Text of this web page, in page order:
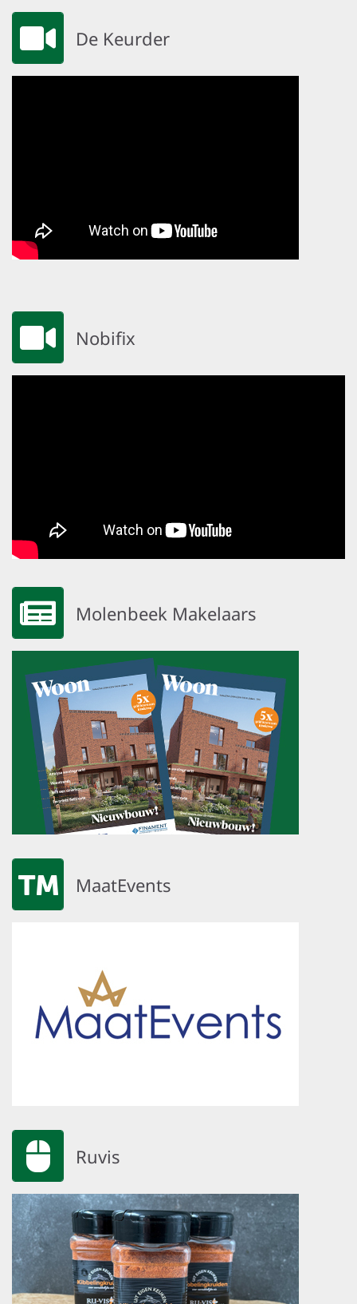
De Keurder
Nobifix
Molenbeek Makelaars
MaatEvents
Ruvis